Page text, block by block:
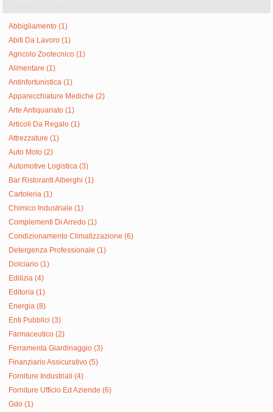
Abbigliamento (1)
Abiti Da Lavoro (1)
Agricolo Zootecnico (1)
Alimentare (1)
Antinfortunistica (1)
Apparecchiature Mediche (2)
Arte Antiquariato (1)
Articoli Da Regalo (1)
Attrezzature (1)
Auto Moto (2)
Automotive Logistica (3)
Bar Ristoranti Alberghi (1)
Cartoleria (1)
Chimico Industriale (1)
Complementi Di Arredo (1)
Condizionamento Climatizzazione (6)
Detergenza Professionale (1)
Dolciario (1)
Edilizia (4)
Editoria (1)
Energia (8)
Enti Pubblici (3)
Farmaceutico (2)
Ferramenta Giardinaggio (3)
Finanziario Assicurativo (5)
Forniture Industriali (4)
Forniture Ufficio Ed Aziende (6)
Gdo (1)